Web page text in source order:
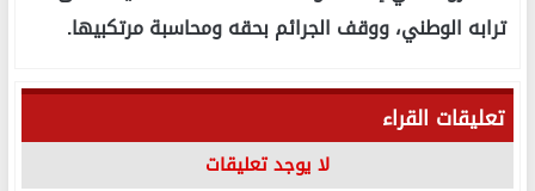
ترابه الوطني، ووقف الجرائم بحقه ومحاسبة مرتكبيها.
تعليقات القراء
لا يوجد تعليقات